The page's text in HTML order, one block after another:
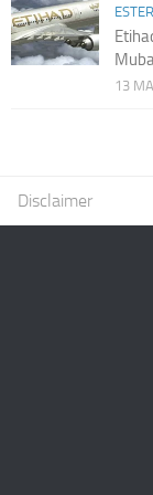
13
Disclaimer